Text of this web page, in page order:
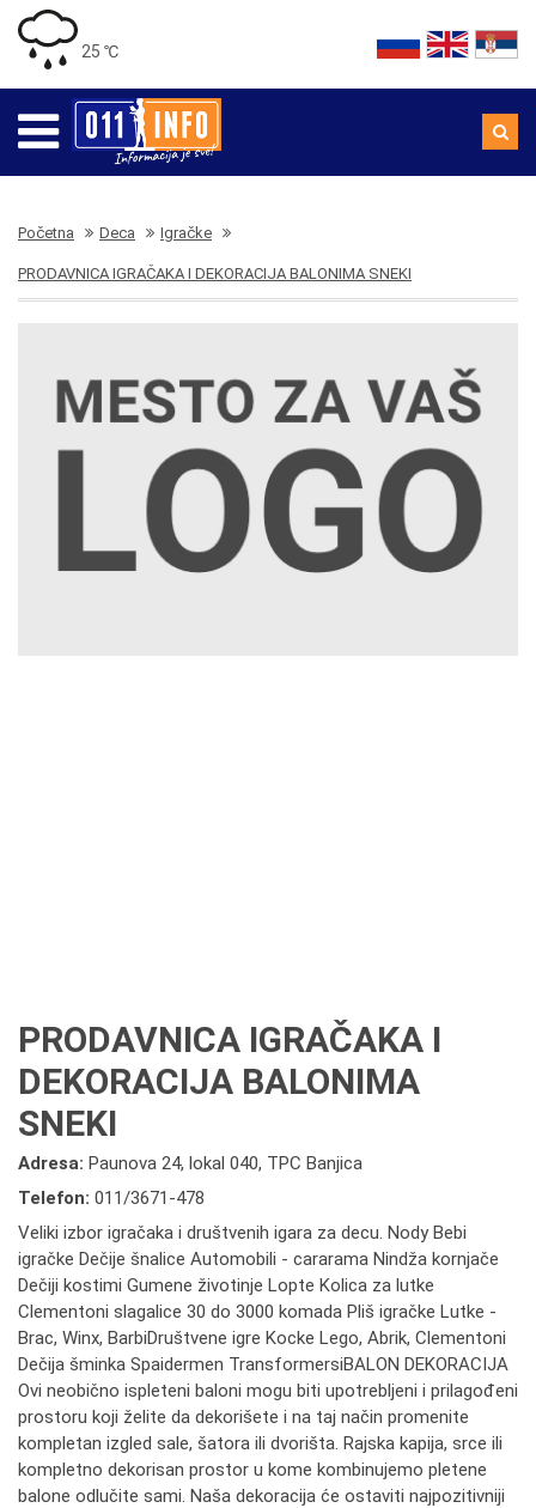
25 ℃
Početna Deca Igračke
PRODAVNICA IGRAČAKA I DEKORACIJA BALONIMA SNEKI
PRODAVNICA IGRAČAKA I
DEKORACIJA BALONIMA
SNEKI
Adresa: Paunova 24, lokal 040, TPC Banjica
Telefon: 011/3671-478
Veliki izbor igračaka i društvenih igara za decu. Nody Bebi
igračke Dečije šnalice Automobili - cararama Nindža kornjače
Dečiji kostimi Gumene životinje Lopte Kolica za lutke
Clementoni slagalice 30 do 3000 komada Pliš igračke Lutke -
Brac, Winx, BarbiDruštvene igre Kocke Lego, Abrik, Clementoni
Dečija šminka Spaidermen TransformersiBALON DEKORACIJA
Ovi neobično ispleteni baloni mogu biti upotrebljeni i prilagođeni
prostoru koji želite da dekorišete i na taj način promenite
kompletan izgled sale, šatora ili dvorišta. Rajska kapija, srce ili
kompletno dekorisan prostor u kome kombinujemo pletene
balone odlučite sami. Naša dekoracija će ostaviti najpozitivniji